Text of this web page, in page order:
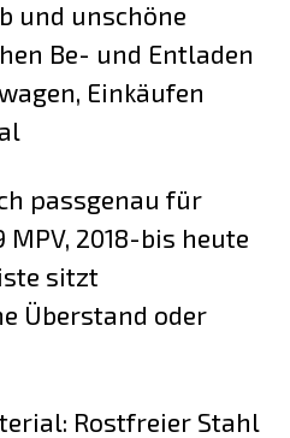
und unschöne
Be- und Entladen
Einkäufen
passgenau für
2018-bis heute
sitzt
Überstand oder
Rostfreier Stahl